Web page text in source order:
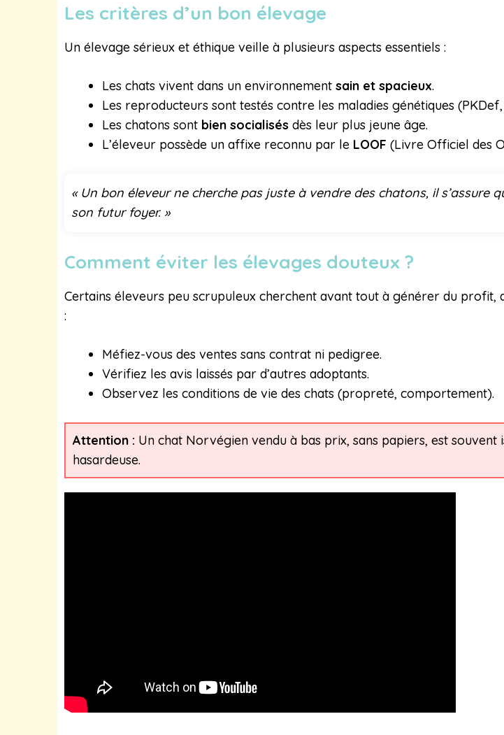
Les critères d’un bon élevage
Un élevage sérieux et éthique veille à plusieurs aspects essentiels :
Les chats vivent dans un environnement sain et spacieux.
Les reproducteurs sont testés contre les maladies génétiques (PKDef,
Les chatons sont bien socialisés dès leur plus jeune âge.
L’éleveur possède un affixe reconnu par le LOOF (Livre Officiel des
« Un bon éleveur ne cherche pas juste à vendre des chatons, il
son futur foyer. »
Comment éviter les élevages douteux ?
Certains éleveurs peu scrupuleux cherchent avant tout à générer du
:
Méfiez-vous des ventes sans contrat ni pedigree.
Vérifiez les avis laissés par d’autres adoptants.
Observez les conditions de vie des chats (propreté, comportement).
Attention : Un chat Norvégien vendu à bas prix, sans papiers, est
hasardeuse.